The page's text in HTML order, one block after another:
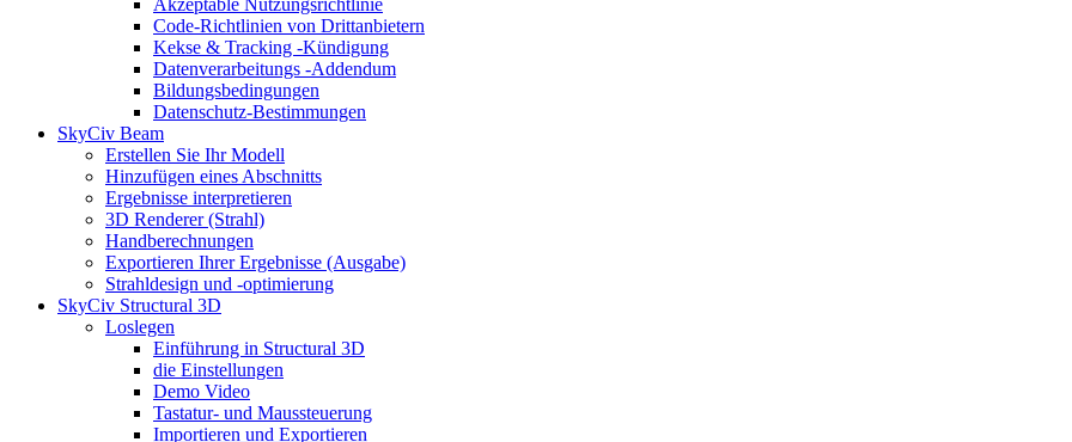
Akzeptable Nutzungsrichtlinie
Code-Richtlinien von Drittanbietern
Kekse & Tracking -Kündigung
Datenverarbeitungs -Addendum
Bildungsbedingungen
Datenschutz-Bestimmungen
SkyCiv Beam
Erstellen Sie Ihr Modell
Hinzufügen eines Abschnitts
Ergebnisse interpretieren
3D Renderer (Strahl)
Handberechnungen
Exportieren Ihrer Ergebnisse (Ausgabe)
Strahldesign und -optimierung
SkyCiv Structural 3D
Loslegen
Einführung in Structural 3D
die Einstellungen
Demo Video
Tastatur- und Maussteuerung
Importieren und Exportieren